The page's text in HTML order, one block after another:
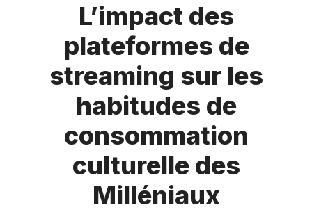
L’impact des
plateformes de
streaming sur les
habitudes de
consommation
culturelle des
Milléniaux